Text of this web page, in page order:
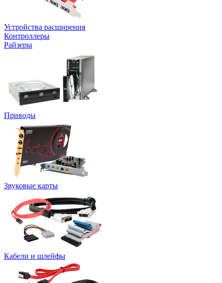
Устройства расширения
Контроллеры
Райзеры
Приводы
Звуковые карты
Кабели и шлейфы